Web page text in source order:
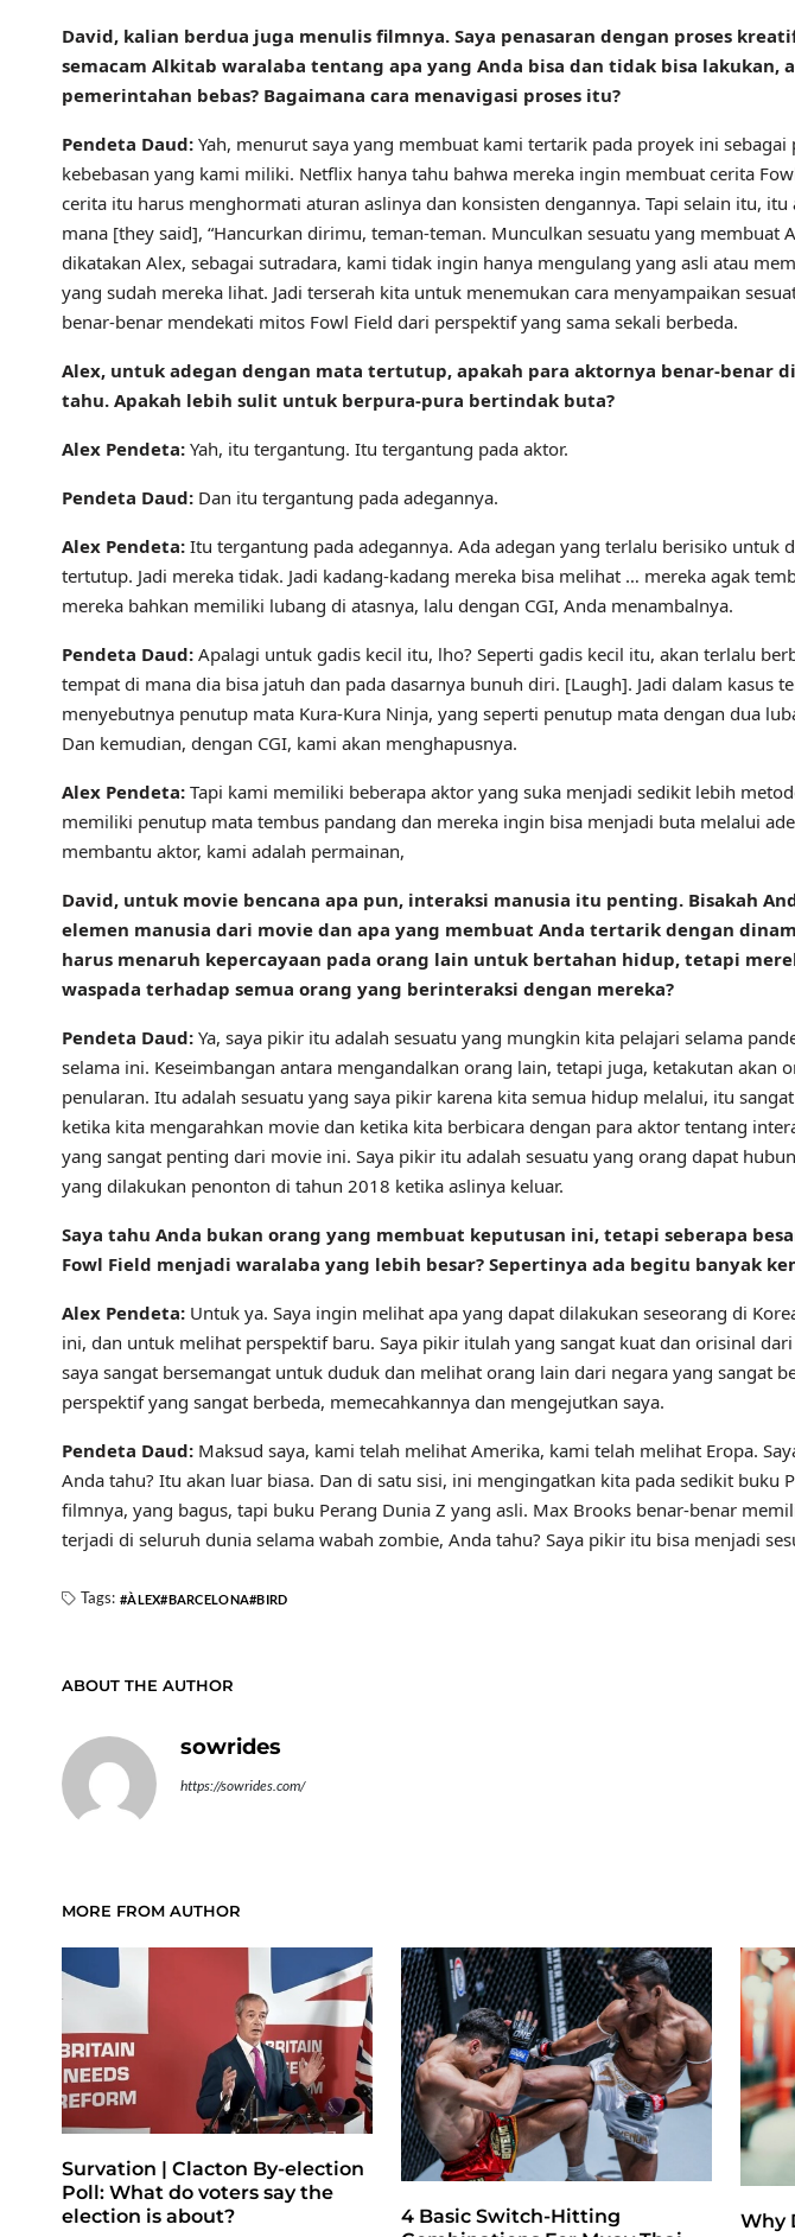
David, kalian berdua juga menulis filmnya. Saya penasaran dengan proses
semacam Alkitab waralaba tentang apa yang Anda bisa dan tidak bisa lakukan,
pemerintahan bebas? Bagaimana cara menavigasi proses itu?
Pendeta Daud: Yah, menurut saya yang membuat kami tertarik pada proyek ini
kebebasan yang kami miliki. Netflix hanya tahu bahwa mereka ingin membuat cerita
cerita itu harus menghormati aturan aslinya dan konsisten dengannya. Tapi selain itu, itu
mana [they said], “Hancurkan dirimu, teman-teman. Munculkan sesuatu yang membuat
dikatakan Alex, sebagai sutradara, kami tidak ingin hanya mengulang yang asli atau
yang sudah mereka lihat. Jadi terserah kita untuk menemukan cara menyampaikan
benar-benar mendekati mitos Fowl Field dari perspektif yang sama sekali berbeda.
Alex, untuk adegan dengan mata tertutup, apakah para aktornya benar-benar
tahu. Apakah lebih sulit untuk berpura-pura bertindak buta?
Alex Pendeta: Yah, itu tergantung. Itu tergantung pada aktor.
Pendeta Daud: Dan itu tergantung pada adegannya.
Alex Pendeta: Itu tergantung pada adegannya. Ada adegan yang terlalu berisiko untuk
tertutup. Jadi mereka tidak. Jadi kadang-kadang mereka bisa melihat … mereka agak
mereka bahkan memiliki lubang di atasnya, lalu dengan CGI, Anda menambalnya.
Pendeta Daud: Apalagi untuk gadis kecil itu, lho? Seperti gadis kecil itu, akan terlalu
tempat di mana dia bisa jatuh dan pada dasarnya bunuh diri. [Laugh]. Jadi dalam kasus
menyebutnya penutup mata Kura-Kura Ninja, yang seperti penutup mata dengan dua
Dan kemudian, dengan CGI, kami akan menghapusnya.
Alex Pendeta: Tapi kami memiliki beberapa aktor yang suka menjadi sedikit lebih
memiliki penutup mata tembus pandang dan mereka ingin bisa menjadi buta melalui
membantu aktor, kami adalah permainan,
David, untuk movie bencana apa pun, interaksi manusia itu penting. Bisakah
elemen manusia dari movie dan apa yang membuat Anda tertarik dengan
harus menaruh kepercayaan pada orang lain untuk bertahan hidup, tetapi
waspada terhadap semua orang yang berinteraksi dengan mereka?
Pendeta Daud: Ya, saya pikir itu adalah sesuatu yang mungkin kita pelajari selama
selama ini. Keseimbangan antara mengandalkan orang lain, tetapi juga, ketakutan akan
penularan. Itu adalah sesuatu yang saya pikir karena kita semua hidup melalui, itu
ketika kita mengarahkan movie dan ketika kita berbicara dengan para aktor tentang
yang sangat penting dari movie ini. Saya pikir itu adalah sesuatu yang orang dapat
yang dilakukan penonton di tahun 2018 ketika aslinya keluar.
Saya tahu Anda bukan orang yang membuat keputusan ini, tetapi seberapa
Fowl Field menjadi waralaba yang lebih besar? Sepertinya ada begitu banyak
Alex Pendeta: Untuk ya. Saya ingin melihat apa yang dapat dilakukan seseorang di
ini, dan untuk melihat perspektif baru. Saya pikir itulah yang sangat kuat dan orisinal
saya sangat bersemangat untuk duduk dan melihat orang lain dari negara yang sangat
perspektif yang sangat berbeda, memecahkannya dan mengejutkan saya.
Pendeta Daud: Maksud saya, kami telah melihat Amerika, kami telah melihat Eropa.
Anda tahu? Itu akan luar biasa. Dan di satu sisi, ini mengingatkan kita pada sedikit buku
filmnya, yang bagus, tapi buku Perang Dunia Z yang asli. Max Brooks benar-benar
terjadi di seluruh dunia selama wabah zombie, Anda tahu? Saya pikir itu bisa menjadi
Tags: ÀLEX BARCELONA BIRD
ABOUT THE AUTHOR
sowrides
https://sowrides.com/
MORE FROM AUTHOR
Survation | Clacton By-election
Poll: What do voters say the
election is about?
4 Basic Switch-Hitting
Why